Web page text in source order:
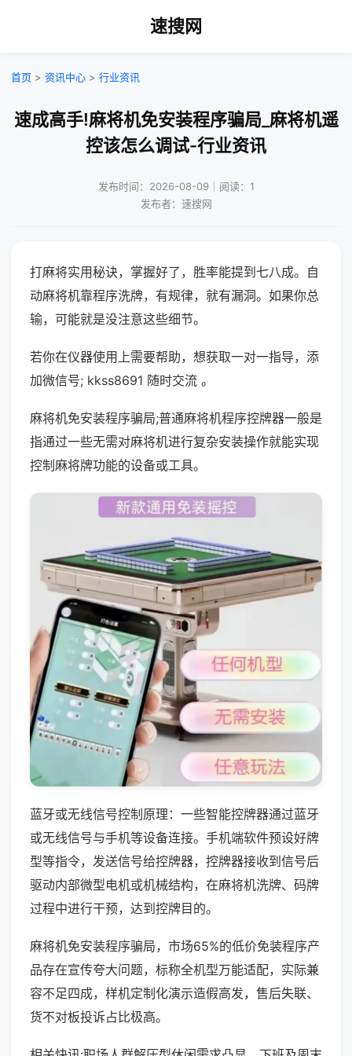
速搜网
首页 > 资讯中心 > 行业资讯
速成高手!麻将机免安装程序骗局_麻将机遥
控该怎么调试-行业资讯
发布时间：2026-08-09｜阅读：1
发布者：速搜网
打麻将实用秘诀，掌握好了，胜率能提到七八成。自
动麻将机靠程序洗牌，有规律，就有漏洞。如果你总
输，可能就是没注意这些细节。
若你在仪器使用上需要帮助，想获取一对一指导，添
加微信号; kkss8691 随时交流 。
麻将机免安装程序骗局;普通麻将机程序控牌器一般是
指通过一些无需对麻将机进行复杂安装操作就能实现
控制麻将牌功能的设备或工具。
蓝牙或无线信号控制原理：一些智能控牌器通过蓝牙
或无线信号与手机等设备连接。手机端软件预设好牌
型等指令，发送信号给控牌器，控牌器接收到信号后
驱动内部微型电机或机械结构，在麻将机洗牌、码牌
过程中进行干预，达到控牌目的。
麻将机免安装程序骗局，市场65%的低价免装程序产
品存在宣传夸大问题，标称全机型万能适配，实际兼
容不足四成，样机定制化演示造假高发，售后失联、
货不对板投诉占比极高。